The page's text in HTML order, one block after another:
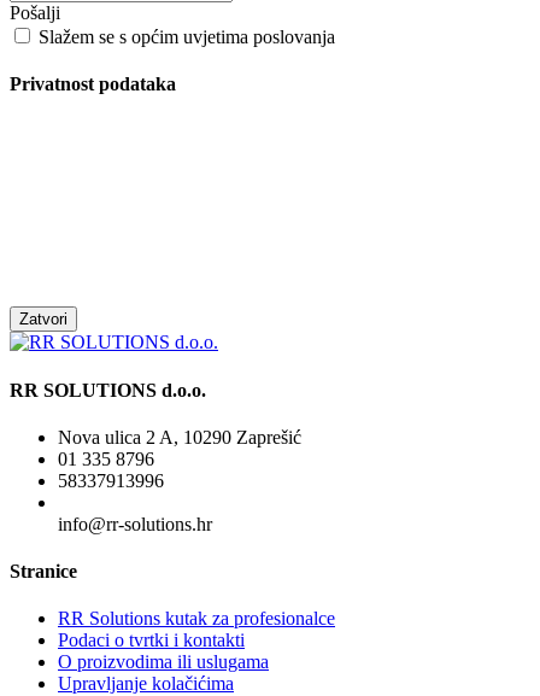
Pošalji
Slažem se s općim uvjetima poslovanja
Privatnost podataka
Zatvori
RR SOLUTIONS d.o.o.
Nova ulica 2 A, 10290 Zaprešić
01 335 8796
58337913996
info@rr-solutions.hr
Stranice
RR Solutions kutak za profesionalce
Podaci o tvrtki i kontakti
O proizvodima ili uslugama
Upravljanje kolačićima